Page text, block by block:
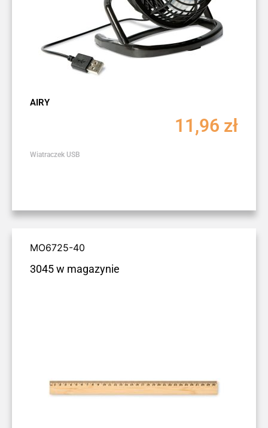
AIRY
11,96 zł
Wiatraczek USB
MO6725-40
3045 w magazynie